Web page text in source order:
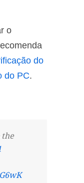
o
do
do PC.
the